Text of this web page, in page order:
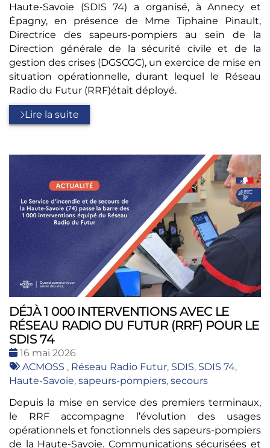
Haute-Savoie (SDIS 74) a organisé, à Annecy et
Épagny, en présence de Mme Tiphaine Pinault,
Directrice des sapeurs-pompiers au sein de la
Direction générale de la sécurité civile et de la
gestion des crises (DGSCGC), un exercice de mise en
situation opérationnelle, durant lequel le Réseau
Radio du Futur (RRF)était déployé.
Lire la suite
DÉJÀ 1 000 INTERVENTIONS AVEC LE
RÉSEAU RADIO DU FUTUR (RRF) POUR LE
SDIS 74
Date
:
16 mai 2026
Tags
:
ACMOSS , Réseau Radio Futur, SDIS, SDIS 74,
Haute-Savoie, sapeurs-pompiers, secours
Depuis la mise en service des premiers terminaux,
le RRF accompagne l’évolution des usages
opérationnels et fonctionnels des sapeurs-pompiers
de la Haute-Savoie. Communications sécurisées et